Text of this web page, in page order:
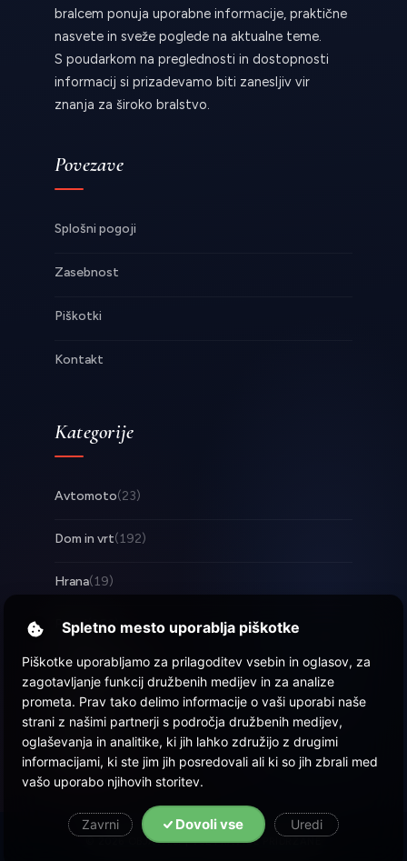
bralcem ponuja uporabne informacije, praktične
nasvete in sveže poglede na aktualne teme.
S poudarkom na preglednosti in dostopnosti
informacij si prizadevamo biti zanesljiv vir
znanja za široko bralstvo.
Povezave
Splošni pogoji
Zasebnost
Piškotki
Kontakt
Kategorije
Avtomoto(23)
Dom in vrt(192)
Hrana(19)
Posel(253)
Tehnologija(17)
Zabava(57)
Zdravje (22)
© 2026 Objava.si| Vse pravice pridržane
Spletno mesto uporablja piškotke
Piškotke uporabljamo za prilagoditev vsebin in oglasov, za
zagotavljanje funkcij družbenih medijev in za analize
prometa. Prav tako delimo informacije o vaši uporabi naše
strani z našimi partnerji s področja družbenih medijev,
oglaševanja in analitike, ki jih lahko združijo z drugimi
informacijami, ki ste jim jih posredovali ali ki so jih zbrali med
vašo uporabo njihovih storitev.
Zavrni Dovoli vse Uredi